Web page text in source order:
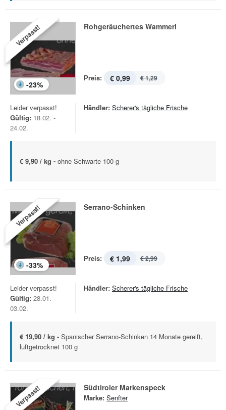
Verpasst!
-23%
Rohgeräuchertes Wammerl
Preis: € 0,99 € 1,29
Leider verpasst!
Gültig: 18.02. -
24.02.
Händler: Scherer's tägliche Frische
€ 9,90 / kg - ohne Schwarte 100 g
Verpasst!
-33%
Serrano-Schinken
Preis: € 1,99 € 2,99
Leider verpasst!
Gültig: 28.01. -
03.02.
Händler: Scherer's tägliche Frische
€ 19,90 / kg - Spanischer Serrano-Schinken 14 Monate gereift,
luftgetrocknet 100 g
Verpasst! Südtiroler Markenspeck
Marke: Senfter